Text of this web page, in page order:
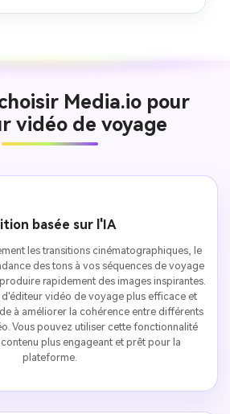
Media.io pour
vidéo de voyage
basée sur l'IA
les transitions cinématographiques, le
des tons à vos séquences de voyage
rapidement des images inspirantes.
d'éditeur vidéo de voyage plus efficace et
à améliorer la cohérence entre différents
Vous pouvez utiliser cette fonctionnalité
plus engageant et prêt pour la
plateforme.